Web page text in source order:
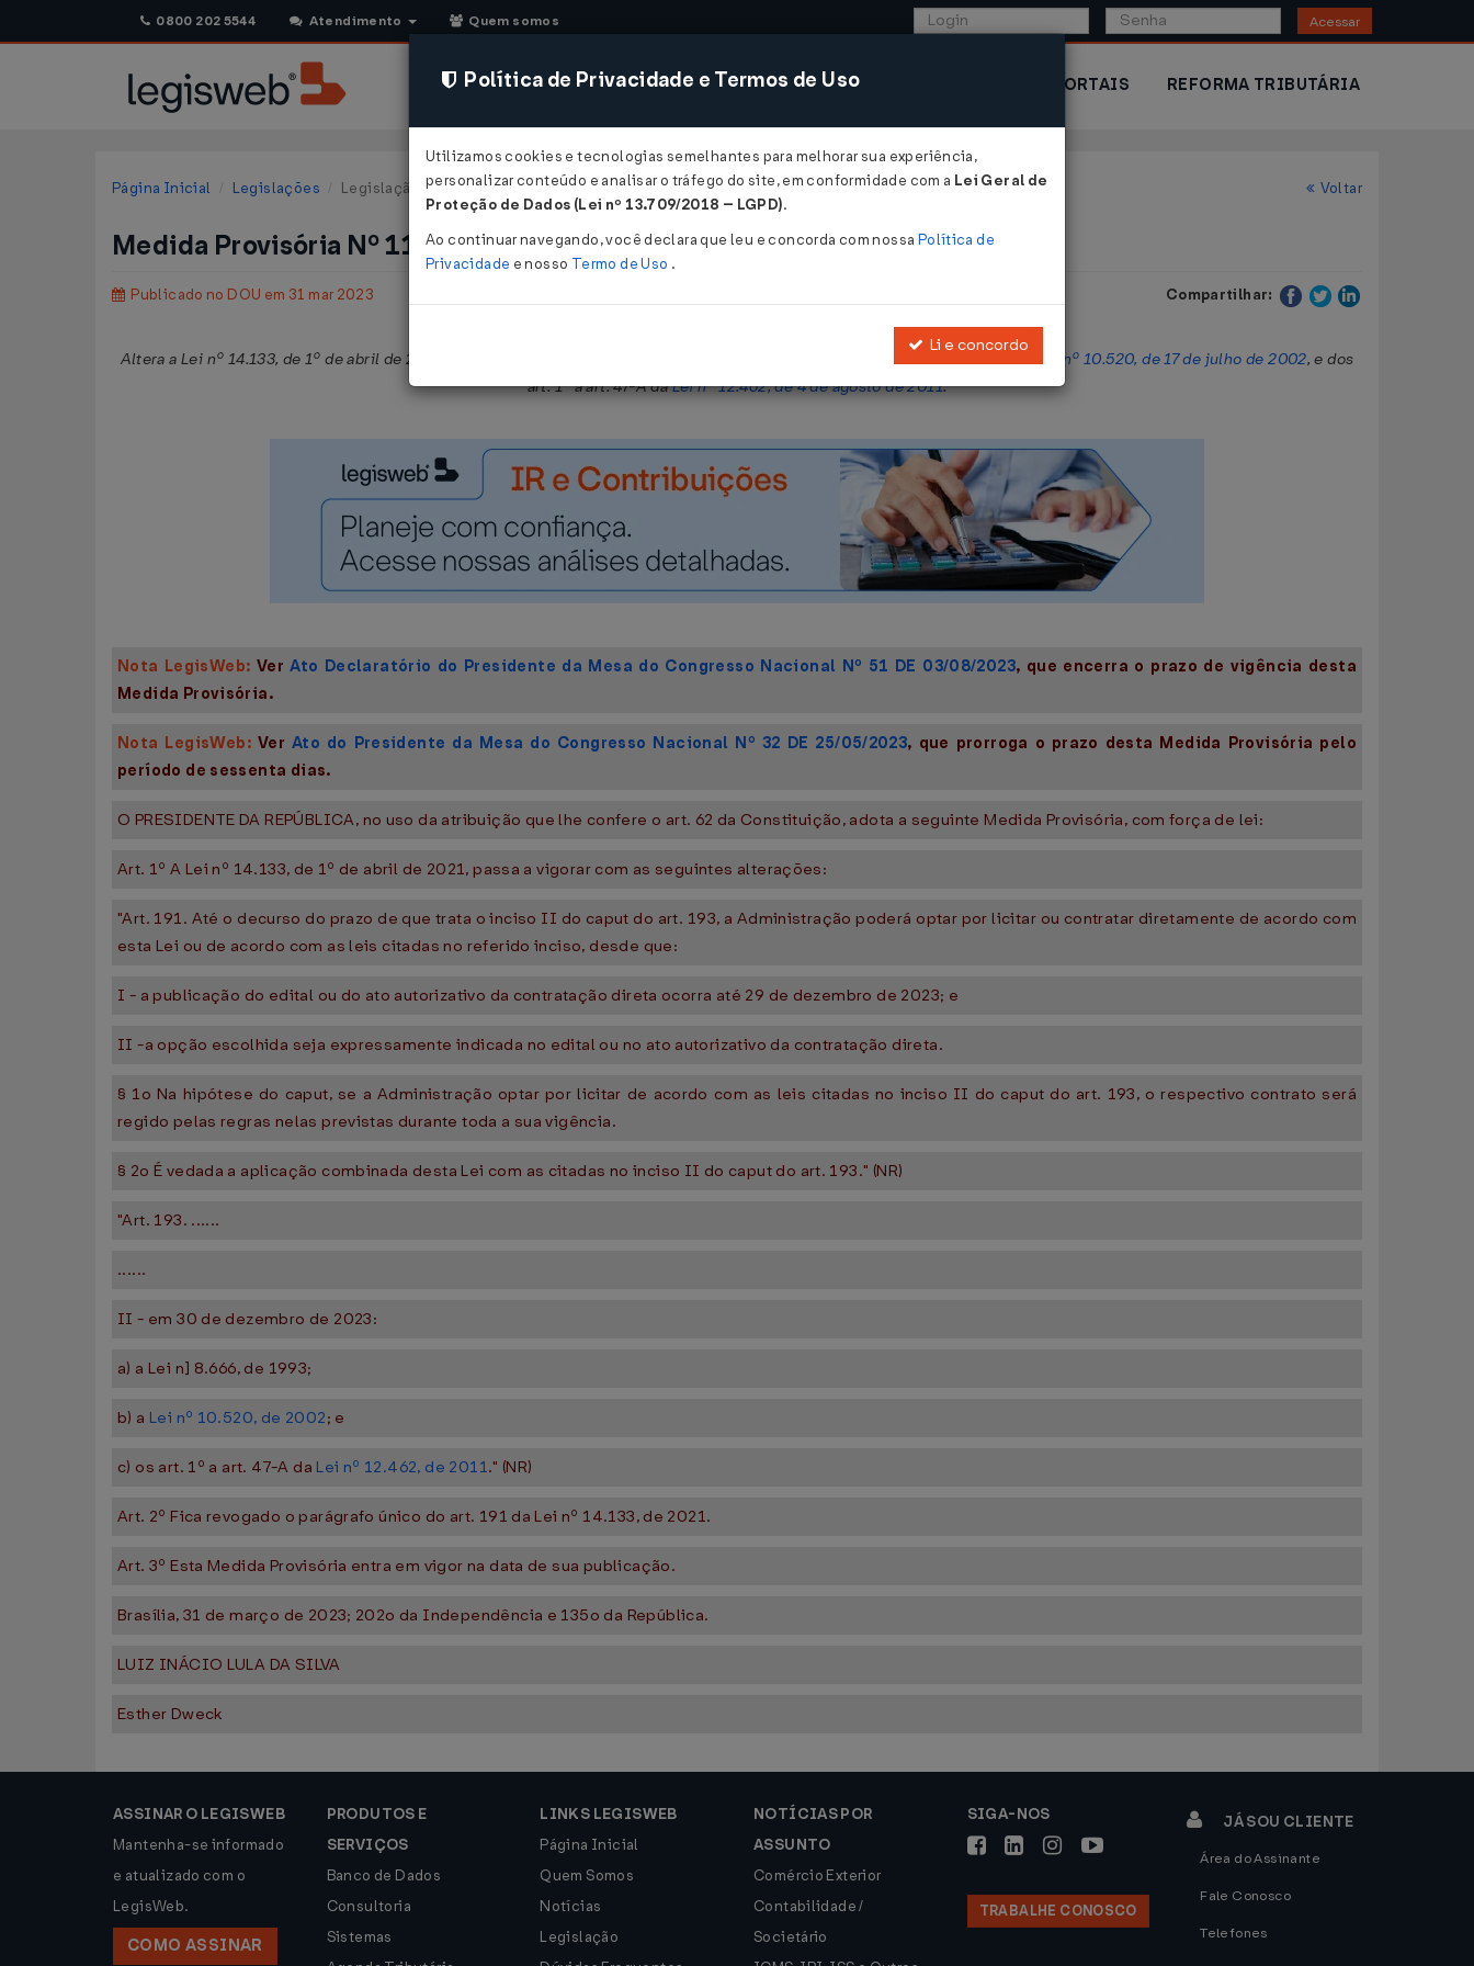
0800 202 5544 Atendimento Quem somos Acessar
CONSULTORIA SISTEMAS COMÉRCIO EXTERIOR PORTAIS REFORMA TRIBUTÁRIA
Página Inicial Legislações Legislação Federal Voltar
Medida Provisória Nº 1167 DE 31/03/2023
Publicado no DOU em 31 mar 2023 Compartilhar:
Altera a Lei nº 14.133, de 1º de abril de 2021, para prorrogar a possibilidade de uso da Lei nº 8.666, de 21 de junho de 1993, daLei nº 10.520, de 17 de julho de 2002, e dos
art. 1º a art. 47-A daLei nº 12.462, de 4 de agosto de 2011.
Nota LegisWeb: VerAto Declaratório do Presidente da Mesa do Congresso Nacional Nº 51 DE 03/08/2023, que encerra o prazo de vigência desta
Medida Provisória.
Nota LegisWeb: Ver Ato do Presidente da Mesa do Congresso Nacional Nº 32 DE 25/05/2023, que prorroga o prazo desta Medida Provisória pelo
período de sessenta dias.
O PRESIDENTE DA REPÚBLICA, no uso da atribuição que lhe confere o art. 62 da Constituição, adota a seguinte Medida Provisória, com força de lei:
Art. 1º A Lei nº 14.133, de 1º de abril de 2021, passa a vigorar com as seguintes alterações:
"Art. 191. Até o decurso do prazo de que trata o inciso II do caput do art. 193, a Administração poderá optar por licitar ou contratar diretamente de acordo com
esta Lei ou de acordo com as leis citadas no referido inciso, desde que:
I - a publicação do edital ou do ato autorizativo da contratação direta ocorra até 29 de dezembro de 2023; e
II -a opção escolhida seja expressamente indicada no edital ou no ato autorizativo da contratação direta.
§ 1o Na hipótese do caput, se a Administração optar por licitar de acordo com as leis citadas no inciso II do caput do art. 193, o respectivo contrato será
regido pelas regras nelas previstas durante toda a sua vigência.
§ 2o É vedada a aplicação combinada desta Lei com as citadas no inciso II do caput do art. 193." (NR)
"Art. 193. ......
......
II - em 30 de dezembro de 2023:
a) a Lei n] 8.666, de 1993;
b) a Lei nº 10.520, de 2002; e
c) os art. 1º a art. 47-A da Lei nº 12.462, de 2011." (NR)
Art. 2º Fica revogado o parágrafo único do art. 191 da Lei nº 14.133, de 2021.
Art. 3º Esta Medida Provisória entra em vigor na data de sua publicação.
Brasília, 31 de março de 2023; 202o da Independência e 135o da República.
LUIZ INÁCIO LULA DA SILVA
Esther Dweck
ASSINAR O LEGISWEB
Mantenha-se informado
e atualizado com o
LegisWeb.
COMO ASSINAR
PRODUTOS E
SERVIÇOS
Banco de Dados
Consultoria
Sistemas
LINKS LEGISWEB
Página Inicial
Quem Somos
Notícias
Legislação
NOTÍCIAS POR
ASSUNTO
Comércio Exterior
Contabilidade /
Societário
SIGA-NOS
TRABALHE CONOSCO
JÁ SOU CLIENTE
Área do Assinante
Fale Conosco
Telefones
Política de Privacidade e Termos de Uso
Utilizamos cookies e tecnologias semelhantes para melhorar sua experiência,
personalizar conteúdo e analisar o tráfego do site, em conformidade com a Lei Geral de
Proteção de Dados (Lei nº 13.709/2018 – LGPD).
Ao continuar navegando, você declara que leu e concorda com nossa Política de
Privacidade e nosso Termo de Uso .
Li e concordo